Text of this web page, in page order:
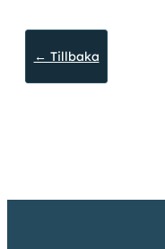
← Tillbaka